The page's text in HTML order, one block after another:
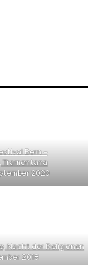
Bern –
Tramontana
2020
Nacht der Religionen
2018